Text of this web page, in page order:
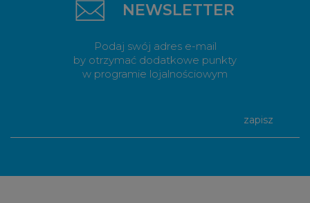
NEWSLETTER
Podaj swój adres e-mail
by otrzymać dodatkowe punkty
w programie lojalnościowym
zapisz